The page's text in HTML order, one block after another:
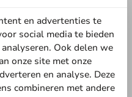
PLA) - 1.000 st/ds.
review
en advertenties te
social media te bieden
Ook delen we
onze site met onze
en analyse. Deze
combineren met andere